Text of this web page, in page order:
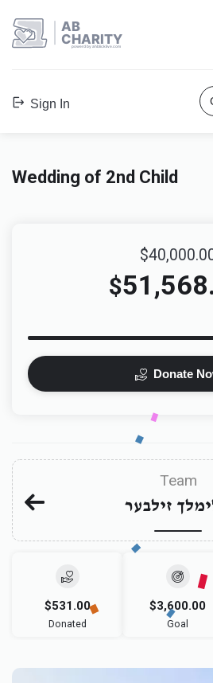
AB
CHARITY
powerd by ahblicklive.com
Sign In
Wedding of 2nd Child
$
Donate
Team
זילבער
$531.00
Donated
$3,600.00
Goal